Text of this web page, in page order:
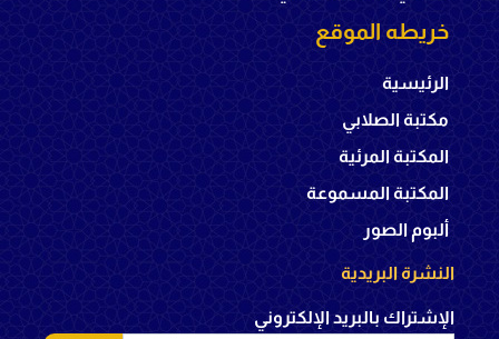
خريطه الموقع
الرئيسية
مكتبة الصلابي
المكتبة المرئية
المكتبة المسموعة
ألبوم الصور
النشرة البريدية
الإشتراك بالبريد الإلكتروني